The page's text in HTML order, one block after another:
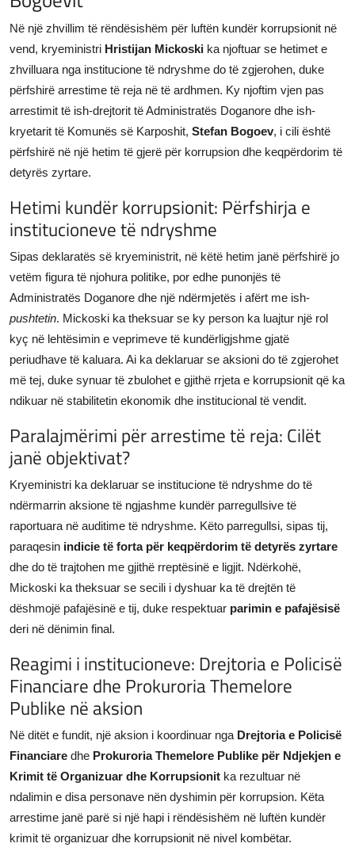
Në një zhvillim të rëndësishëm për luftën kundër korrupsionit në
vend, kryeministri Hristijan Mickoski ka njoftuar se hetimet e
zhvilluara nga institucione të ndryshme do të zgjerohen, duke
përfshirë arrestime të reja në të ardhmen. Ky njoftim vjen pas
arrestimit të ish-drejtorit të Administratës Doganore dhe ish-
kryetarit të Komunës së Karposhit, Stefan Bogoev, i cili është
përfshirë në një hetim të gjerë për korrupsion dhe keqpërdorim të
detyrës zyrtare.
Hetimi kundër korrupsionit: Përfshirja e
institucioneve të ndryshme
Sipas deklaratës së kryeministrit, në këtë hetim janë përfshirë jo
vetëm figura të njohura politike, por edhe punonjës të
Administratës Doganore dhe një ndërmjetës i afërt me ish-
pushtetin. Mickoski ka theksuar se ky person ka luajtur një rol
kyç në lehtësimin e veprimeve të kundërligjshme gjatë
periudhave të kaluara. Ai ka deklaruar se aksioni do të zgjerohet
më tej, duke synuar të zbulohet e gjithë rrjeta e korrupsionit që ka
ndikuar në stabilitetin ekonomik dhe institucional të vendit.
Paralajmërimi për arrestime të reja: Cilët
janë objektivat?
Kryeministri ka deklaruar se institucione të ndryshme do të
ndërmarrin aksione të ngjashme kundër parregullsive të
raportuara në auditime të ndryshme. Këto parregullsi, sipas tij,
paraqesin indicie të forta për keqpërdorim të detyrës zyrtare
dhe do të trajtohen me gjithë rreptësinë e ligjit. Ndërkohë,
Mickoski ka theksuar se secili i dyshuar ka të drejtën të
dëshmojë pafajësinë e tij, duke respektuar parimin e pafajësisë
deri në dënimin final.
Reagimi i institucioneve: Drejtoria e Policisë
Financiare dhe Prokuroria Themelore
Publike në aksion
Në ditët e fundit, një aksion i koordinuar nga Drejtoria e Policisë
Financiare dhe Prokuroria Themelore Publike për Ndjekjen e
Krimit të Organizuar dhe Korrupsionit ka rezultuar në
ndalimin e disa personave nën dyshimin për korrupsion. Këta
arrestime janë parë si një hapi i rëndësishëm në luftën kundër
krimit të organizuar dhe korrupsionit në nivel kombëtar.